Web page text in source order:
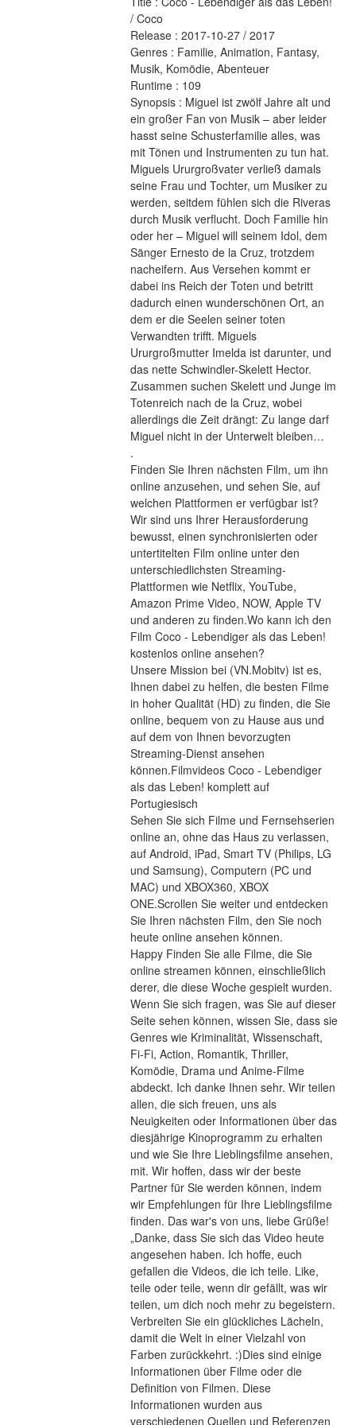
/ Coco
Release : 2017-10-27 / 2017
Genres : Familie, Animation, Fantasy,
Musik, Komödie, Abenteuer
Runtime : 109
Synopsis : Miguel ist zwölf Jahre alt und
ein großer Fan von Musik – aber leider
hasst seine Schusterfamilie alles, was
mit Tönen und Instrumenten zu tun hat.
Miguels Ururgroßvater verließ damals
seine Frau und Tochter, um Musiker zu
werden, seitdem fühlen sich die Riveras
durch Musik verflucht. Doch Familie hin
oder her – Miguel will seinem Idol, dem
Sänger Ernesto de la Cruz, trotzdem
nacheifern. Aus Versehen kommt er
dabei ins Reich der Toten und betritt
dadurch einen wunderschönen Ort, an
dem er die Seelen seiner toten
Verwandten trifft. Miguels
Ururgroßmutter Imelda ist darunter, und
das nette Schwindler-Skelett Hector.
Zusammen suchen Skelett und Junge im
Totenreich nach de la Cruz, wobei
allerdings die Zeit drängt: Zu lange darf
Miguel nicht in der Unterwelt bleiben…
.
Finden Sie Ihren nächsten Film, um ihn
online anzusehen, und sehen Sie, auf
welchen Plattformen er verfügbar ist?
Wir sind uns Ihrer Herausforderung
bewusst, einen synchronisierten oder
untertitelten Film online unter den
unterschiedlichsten Streaming-
Plattformen wie Netflix, YouTube,
Amazon Prime Video, NOW, Apple TV
und anderen zu finden.Wo kann ich den
Film Coco - Lebendiger als das Leben!
kostenlos online ansehen?
Unsere Mission bei (VN.Mobitv) ist es,
Ihnen dabei zu helfen, die besten Filme
in hoher Qualität (HD) zu finden, die Sie
online, bequem von zu Hause aus und
auf dem von Ihnen bevorzugten
Streaming-Dienst ansehen
können.Filmvideos Coco - Lebendiger
als das Leben! komplett auf
Portugiesisch
Sehen Sie sich Filme und Fernsehserien
online an, ohne das Haus zu verlassen,
auf Android, iPad, Smart TV (Philips, LG
und Samsung), Computern (PC und
MAC) und XBOX360, XBOX
ONE.Scrollen Sie weiter und entdecken
Sie Ihren nächsten Film, den Sie noch
heute online ansehen können.
Happy Finden Sie alle Filme, die Sie
online streamen können, einschließlich
derer, die diese Woche gespielt wurden.
Wenn Sie sich fragen, was Sie auf dieser
Seite sehen können, wissen Sie, dass sie
Genres wie Kriminalität, Wissenschaft,
Fi-Fi, Action, Romantik, Thriller,
Komödie, Drama und Anime-Filme
abdeckt. Ich danke Ihnen sehr. Wir teilen
allen, die sich freuen, uns als
Neuigkeiten oder Informationen über das
diesjährige Kinoprogramm zu erhalten
und wie Sie Ihre Lieblingsfilme ansehen,
mit. Wir hoffen, dass wir der beste
Partner für Sie werden können, indem
wir Empfehlungen für Ihre Lieblingsfilme
finden. Das war's von uns, liebe Grüße!
„Danke, dass Sie sich das Video heute
angesehen haben. Ich hoffe, euch
gefallen die Videos, die ich teile. Like,
teile oder teile, wenn dir gefällt, was wir
teilen, um dich noch mehr zu begeistern.
Verbreiten Sie ein glückliches Lächeln,
damit die Welt in einer Vielzahl von
Farben zurückkehrt. :)Dies sind einige
Informationen über Filme oder die
Definition von Filmen. Diese
Informationen wurden aus
verschiedenen Quellen und Referenzen